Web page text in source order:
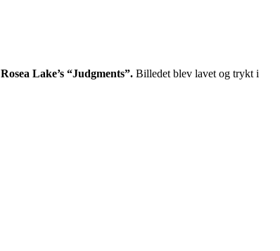
Rosea Lake’s “Judgments”. Billedet blev lavet og trykt i